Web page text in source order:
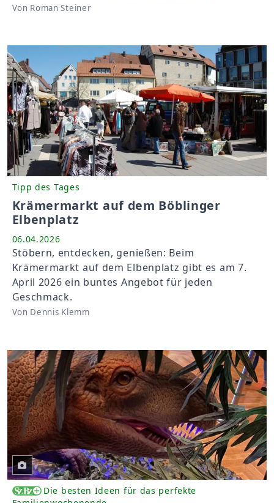
Von Roman Steiner
Tipp des Tages
Krämermarkt auf dem Böblinger
Elbenplatz
06.04.2026
Stöbern, entdecken, genießen: Beim
Krämermarkt auf dem Elbenplatz gibt es am 7.
April 2026 ein buntes Angebot für jeden
Geschmack.
Von Dennis Klemm
Die besten Ideen für das perfekte